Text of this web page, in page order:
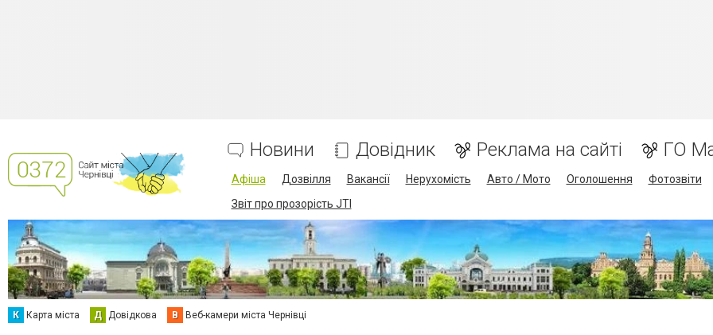
Новини Довідник Реклама на сайті ГО
Афіша Дозвілля Вакансії Нерухомість Авто / Мото Оголошення Фотозвіти
Звіт про прозорість JTI
К Карта міста Д Довідкова В Веб-камери міста Чернівці